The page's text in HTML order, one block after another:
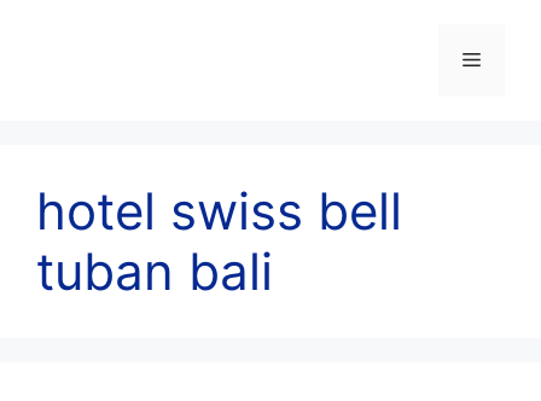
Menu
hotel swiss bell
tuban bali